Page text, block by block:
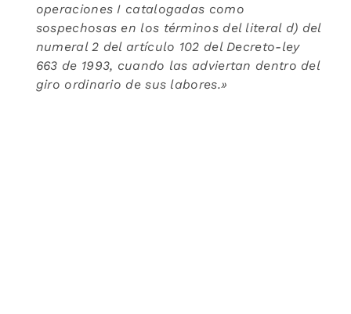
operaciones I catalogadas como
sospechosas en los términos del literal d) del
numeral 2 del artículo 102 del Decreto-ley
663 de 1993, cuando las adviertan dentro del
giro ordinario de sus labores.»